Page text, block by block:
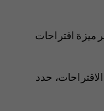
ميزة اقتراحات
حدد